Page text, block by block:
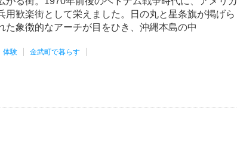
用歓楽街として栄えました。日の丸と星条旗が掲げら
た象徴的なアーチが目をひき、沖縄本島の中
体験 金武町で暮らす